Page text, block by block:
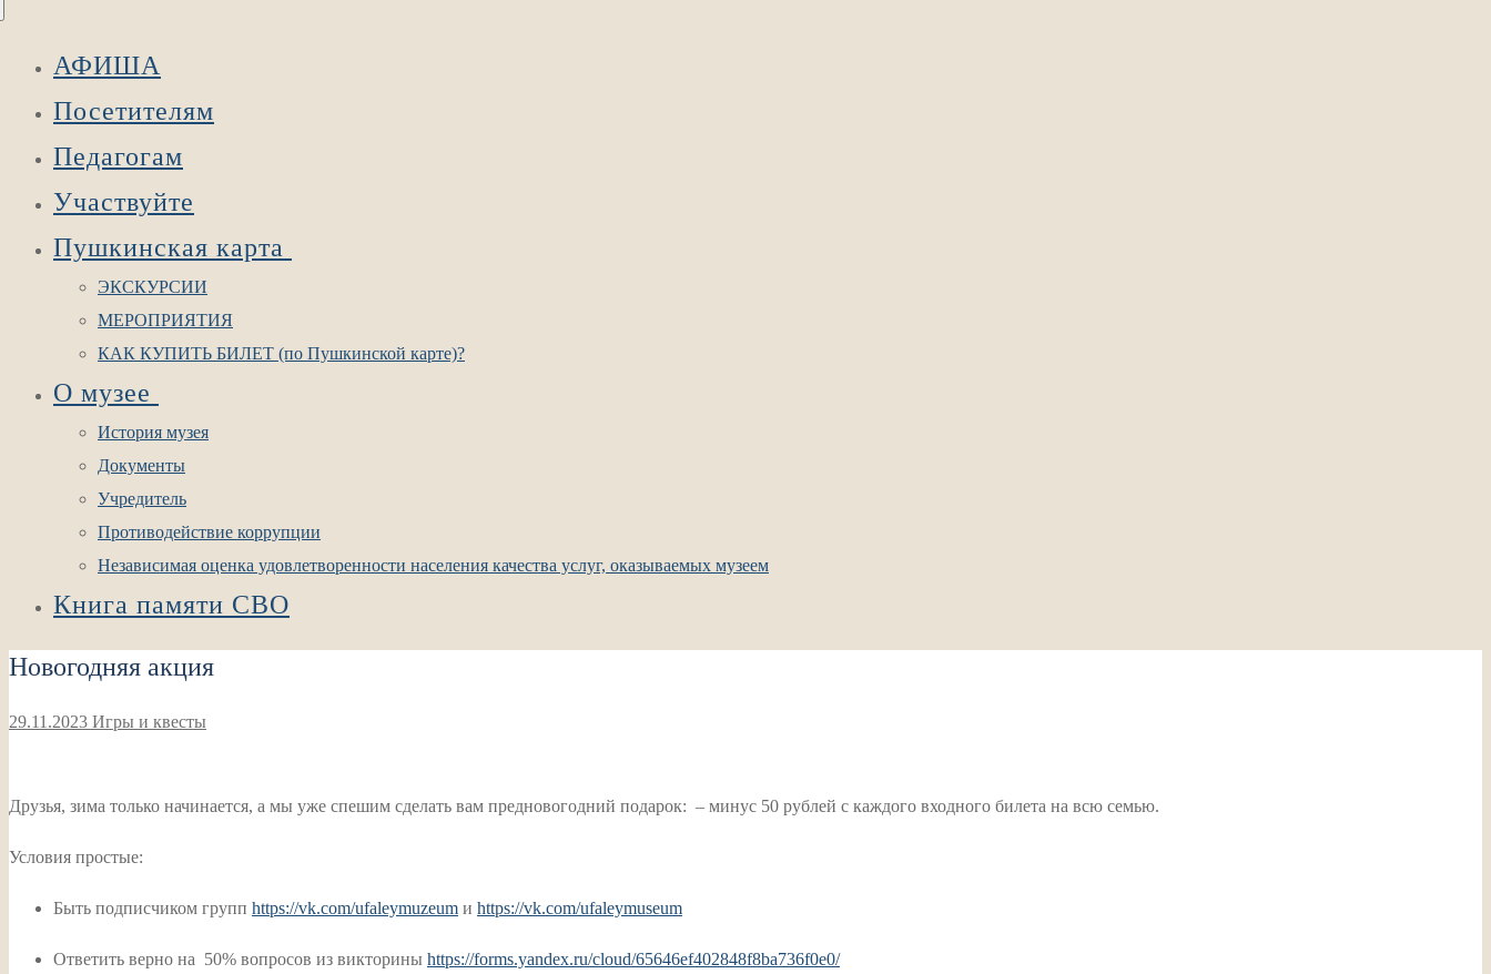
АФИША
Посетителям
Педагогам
Участвуйте
Пушкинская карта
ЭКСКУРСИИ
МЕРОПРИЯТИЯ
КАК КУПИТЬ БИЛЕТ (по Пушкинской карте)?
О музее
История музея
Документы
Учредитель
Противодействие коррупции
Независимая оценка удовлетворенности населения качества услуг, оказываемых музеем
Книга памяти СВО
Новогодняя акция
29.11.2023 Игры и квесты
Друзья, зима только начинается, а мы уже спешим сделать вам предновогодний подарок: – минус 50 рублей с каждого входного билета на всю семью.
Условия простые:
Быть подписчиком групп https://vk.com/ufaleymuzeum и https://vk.com/ufaleymuseum
Ответить верно на 50% вопросов из викторины https://forms.yandex.ru/cloud/65646ef402848f8ba736f0e0/